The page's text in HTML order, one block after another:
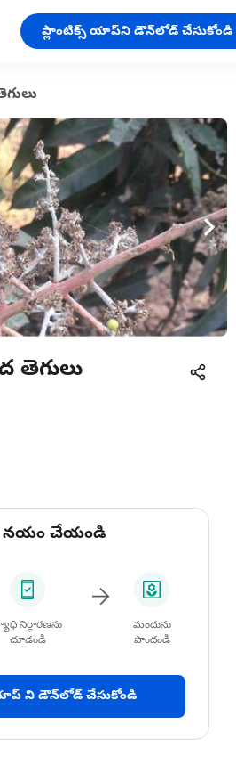
ప్లాంటిక్స్ యాప్‌ని డౌన్‌లోడ్ చేసుకోండి
నయం చేయండి
నిర్ధారణను
చూడండి
మందును
పొందండి
ని డౌన్‌లోడ్ చేసుకోండి